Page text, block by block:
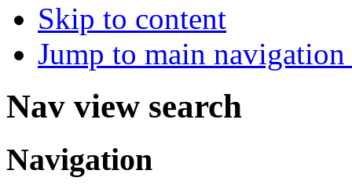
Skip to content
Jump to main
Nav view search
Navigation